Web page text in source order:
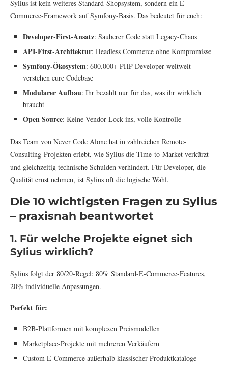
Sylius ist kein weiteres Standard-Shopsystem, sondern ein E-
Commerce-Framework auf Symfony-Basis. Das bedeutet für euch:
Developer-First-Ansatz: Sauberer Code statt Legacy-Chaos
API-First-Architektur: Headless Commerce ohne Kompromisse
Symfony-Ökosystem: 600.000+ PHP-Developer weltweit
verstehen eure Codebase
Modularer Aufbau: Ihr bezahlt nur für das, was ihr wirklich
braucht
Open Source: Keine Vendor-Lock-ins, volle Kontrolle
Das Team von Never Code Alone hat in zahlreichen Remote-
Consulting-Projekten erlebt, wie Sylius die Time-to-Market verkürzt
und gleichzeitig technische Schulden verhindert. Für Developer, die
Qualität ernst nehmen, ist Sylius oft die logische Wahl.
Die 10 wichtigsten Fragen zu Sylius
– praxisnah beantwortet
1. Für welche Projekte eignet sich
Sylius wirklich?
Sylius folgt der 80/20-Regel: 80% Standard-E-Commerce-Features,
20% individuelle Anpassungen.
Perfekt für:
B2B-Plattformen mit komplexen Preismodellen
Marketplace-Projekte mit mehreren Verkäufern
Custom E-Commerce außerhalb klassischer Produktkataloge